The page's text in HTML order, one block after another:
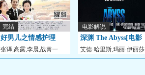
完结
好男儿之情感护理
张译,高露,李晨,战菁一
电影解说
深渊 The Abyss[电影
解说]
艾德·哈里斯,玛丽·伊丽莎
白·马斯特兰托